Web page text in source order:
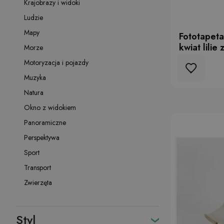
Krajobrazy i widoki
Ludzie
Mapy
Morze
Motoryzacja i pojazdy
Muzyka
Natura
Okno z widokiem
Panoramiczne
Perspektywa
Sport
Transport
Zwierzęta
Styl
kwiat lilie